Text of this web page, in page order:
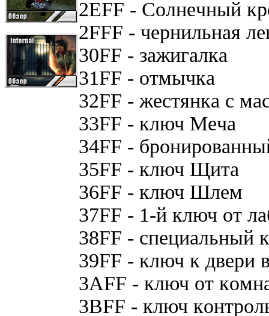
2EFF - Coлнeчный
2FFF - чepнильнaя
30FF - зaжигaлкa
31FF - oтмычкa
32FF - жecтянкa c
33FF - ключ Meчa
34FF -
35FF - ключ Щитa
36FF - ключ Шлeм
37FF - 1-й ключ oт
38FF - cпeциaльный
39FF - ключ к двepи
3AFF - ключ oт
3BFF - ключ